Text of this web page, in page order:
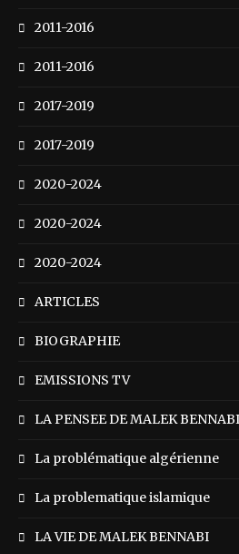
2011-2016
2011-2016
2017-2019
2017-2019
2020-2024
2020-2024
2020-2024
ARTICLES
BIOGRAPHIE
EMISSIONS TV
LA PENSEE DE MALEK BENNABI
La problématique algérienne
La problematique islamique
LA VIE DE MALEK BENNABI